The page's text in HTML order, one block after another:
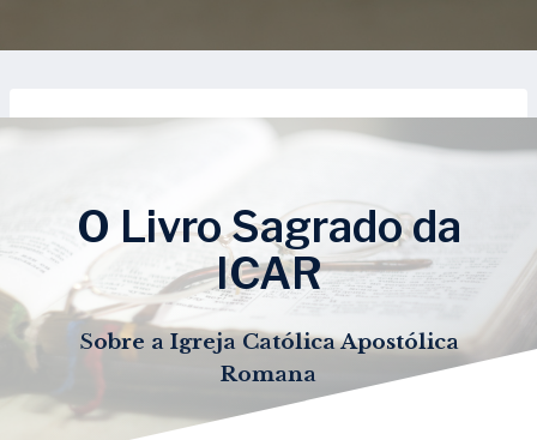
O Livro Sagrado da
ICAR
Sobre a Igreja Católica Apostólica
Romana